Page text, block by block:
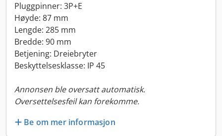
Pluggpinner: 3P+E
Høyde: 87 mm
Lengde: 285 mm
Bredde: 90 mm
Betjening: Dreiebryter
Beskyttelsesklasse: IP 45
Annonsen ble oversatt automatisk.
Oversettelsesfeil kan forekomme.
Be om mer informasjon